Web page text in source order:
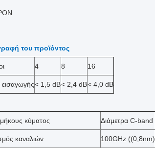
του προϊόντος
4 8 16
< 1,5 dB< 2,4 dB< 4,0 dB
κύματος Διάμετρα C-band
καναλιών 100GHz ((0,8nm)